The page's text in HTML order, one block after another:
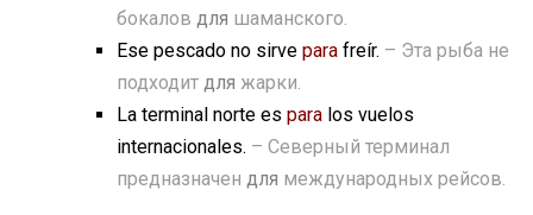
бокалов для шаманского.
Ese pescado no sirve para freír. – Эта рыба не
подходит для жарки.
La terminal norte es para los vuelos
internacionales. – Северный терминал
предназначен для международных рейсов.